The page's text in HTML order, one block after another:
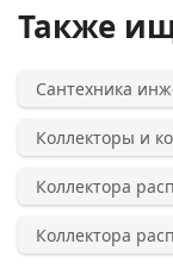
Также
Сантехника
Коллекторы и
Коллектора
Коллектора